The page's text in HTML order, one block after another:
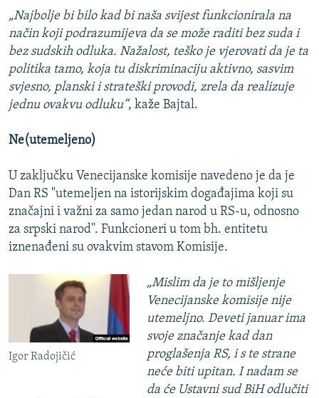
„Najbolje bi bilo kad bi naša svijest funkcionirala na
način koji podrazumijeva da se može raditi bez suda i
bez sudskih odluka. Nažalost, teško je vjerovati da je ta
politika tamo, koja tu diskriminaciju aktivno, sasvim
svjesno, planski i strateški provodi, zrela da realizuje
jednu ovakvu odluku“, kaže Bajtal.
Ne(utemeljeno)
U zaključku Venecijanske komisije navedeno je da je
Dan RS "utemeljen na istorijskim događajima koji su
značajni i važni za samo jedan narod u RS-u, odnosno
za srpski narod''. Funkcioneri u tom bh. entitetu
iznenađeni su ovakvim stavom Komisije.
Igor Radojičić
„Mislim da je to mišljenje
Venecijanske komisije nije
utemeljno. Deveti januar ima
svoje značanje kad dan
proglašenja RS, i s te strane
neće biti upitan. I nadam se
da će Ustavni sud BiH odlučiti